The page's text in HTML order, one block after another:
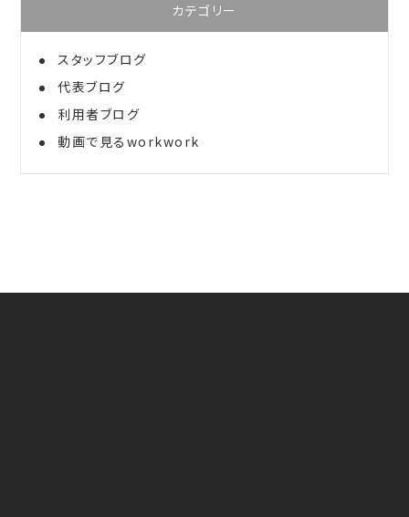
カテゴリー
スタッフブログ
代表ブログ
利用者ブログ
動画で見るworkwork